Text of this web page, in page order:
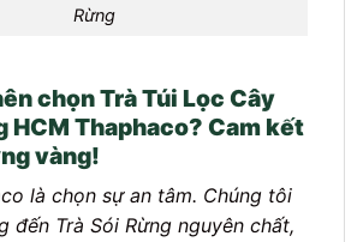
Rừng
chọn Trà Túi Lọc Cây
HCM Thaphaco? Cam kết
vàng!
là chọn sự an tâm. Chúng tôi
đến Trà Sói Rừng nguyên chất,